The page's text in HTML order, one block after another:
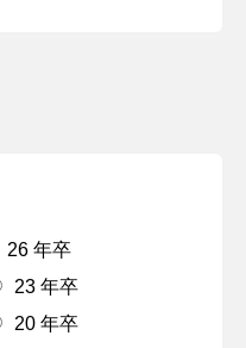
26 年卒
23 年卒
20 年卒